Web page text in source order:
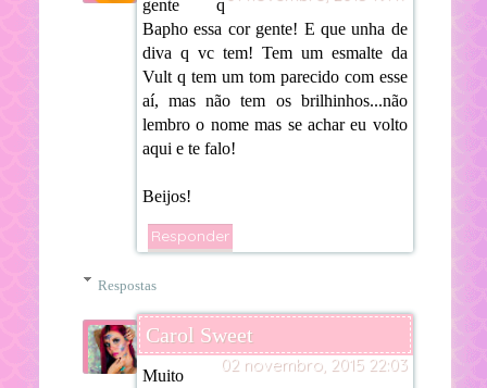
gente q
Bapho essa cor gente! E que unha de
diva q vc tem! Tem um esmalte da
Vult q tem um tom parecido com esse
aí, mas não tem os brilhinhos...não
lembro o nome mas se achar eu volto
aqui e te falo!
Beijos!
Responder
Respostas
Carol Sweet
02 novembro, 2015 22:03
Muito